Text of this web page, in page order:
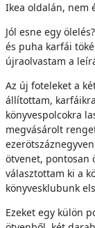
Ikea oldalán, nem
Jól esne egy
és puha karfái
újraolvastam a
Az új foteleket a
állítottam,
könyvespolcokra
megvásárolt
ötvenet, pontosan
választottam ki a
könyvesklubunk
Ezeket egy külön